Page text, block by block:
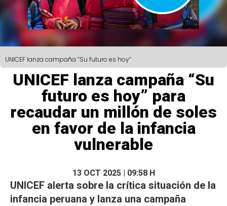
UNICEF lanza campaña “Su futuro es hoy”
UNICEF lanza campaña “Su
futuro es hoy” para
recaudar un millón de soles
en favor de la infancia
vulnerable
13 OCT 2025 | 09:58 H
UNICEF alerta sobre la crítica situación de la
infancia peruana y lanza una campaña